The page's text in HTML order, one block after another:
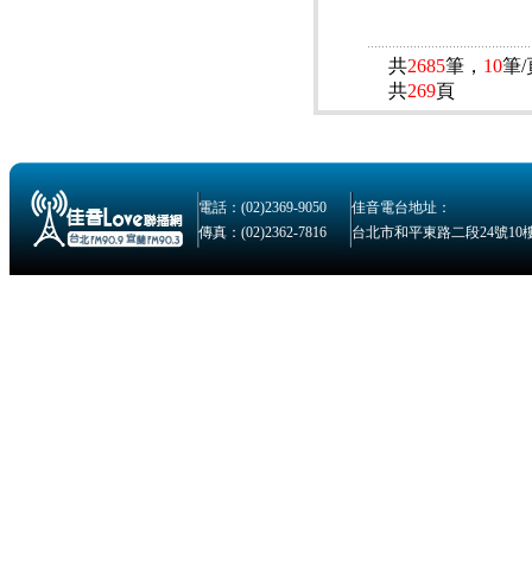
共2685筆， 10筆/
共269頁
電話：(02)2369-9050
佳音電台地址：
傳真：(02)2362-7816
台北市和平東路二段24號10